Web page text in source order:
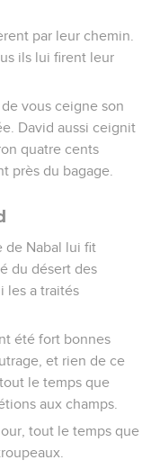
par leur chemin.
ils lui firent leur
vous ceigne son
David aussi ceignit
quatre cents
près du bagage.
de Nabal lui fit
du désert des
les a traités
été fort bonnes
et rien de ce
le temps que
aux champs.
tout le temps que